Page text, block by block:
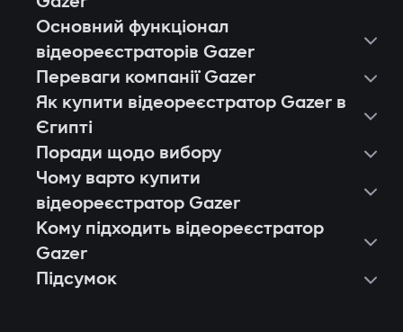
Основний функціонал
відеореєстраторів Gazer
Переваги компанії Gazer
Як купити відеореєстратор Gazer в
Єгипті
Поради щодо вибору
Чому варто купити
відеореєстратор Gazer
Європейська якість і стабільність.
Кожен відеореєстратор Gazer
проходить тестування на тисячі годин
Кому підходить відеореєстратор
Gazer
Власникам легкових авто, які хочуть
Підсумок